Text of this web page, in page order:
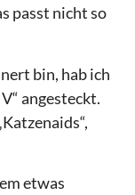
passt nicht so
bin, hab ich
angesteckt.
etwas